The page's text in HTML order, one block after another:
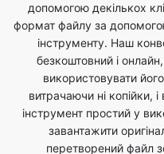
використовувати
витрачаючи ні копійки,
інструмент простий у
завантажити
перетворений файл